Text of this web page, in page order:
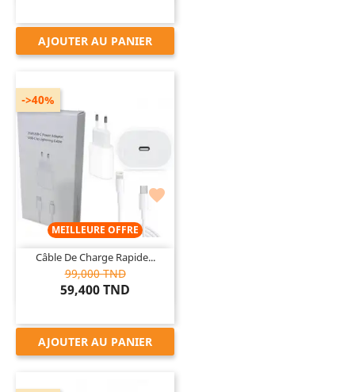
AJOUTER AU PANIER

MEILLEURE OFFRE
Câble De Charge Rapide...
99,000 TND
59,400 TND
->40%
AJOUTER AU PANIER